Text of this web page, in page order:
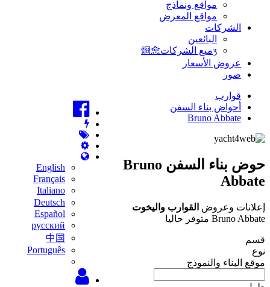
مواقع ونماذج
مواقع المعرض
الشركات
البائعين
ʒميع الشركات烱㥐
عروض الأسعار
صور
English
Français
Italiano
Deutsch
Español
русский
中国
Português
قوارب
أحواض بناء السفن
Bruno Abbate
حوض بناء السفن Bruno
Abbate
إعلانات وعروض القوارب واليخوت
Bruno Abbate متوفر حاليا
قسم
نوع
موقع البناء والنموذج